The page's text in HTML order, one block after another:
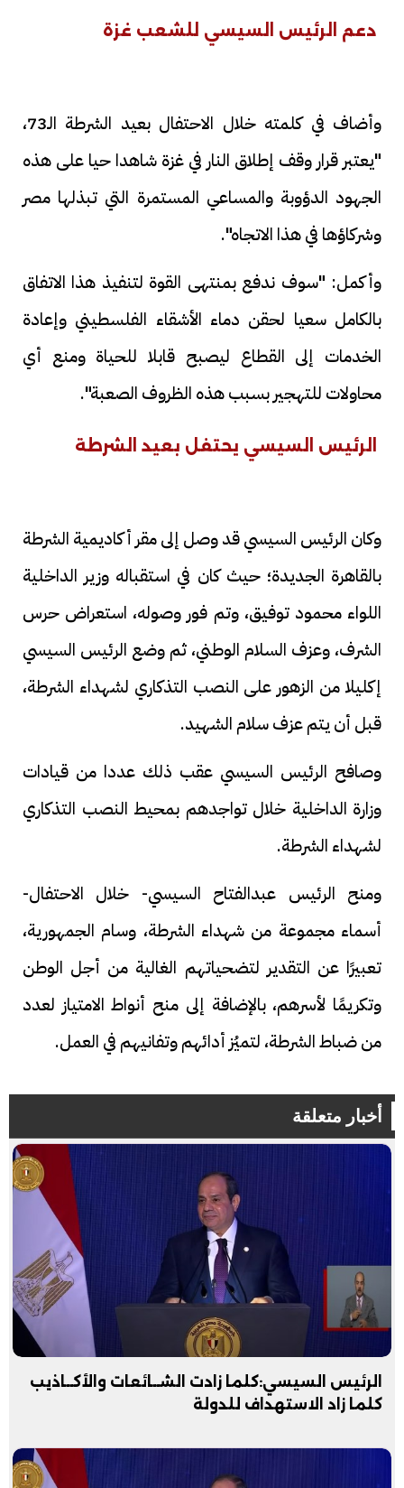
دعم الرئيس السيسي للشعب غزة
وأضاف في كلمته خلال الاحتفال بعيد الشرطة الـ73،
"يعتبر قرار وقف إطلاق النار في غزة شاهدا حيا على هذه
الجهود الدؤوبة والمساعي المستمرة التي تبذلها مصر
وشركاؤها في هذا الاتجاه".
وأكمل: "سوف ندفع بمنتهى القوة لتنفيذ هذا الاتفاق
بالكامل سعيا لحقن دماء الأشقاء الفلسطيني وإعادة
الخدمات إلى القطاع ليصبح قابلا للحياة ومنع أي
محاولات للتهجير بسبب هذه الظروف الصعبة".
الرئيس السيسي يحتفل بعيد الشرطة
وكان الرئيس السيسي قد وصل إلى مقر أكاديمية الشرطة
بالقاهرة الجديدة؛ حيث كان في استقباله وزير الداخلية
اللواء محمود توفيق، وتم فور وصوله، استعراض حرس
الشرف، وعزف السلام الوطني، ثم وضع الرئيس السيسي
إكليلا من الزهور على النصب التذكاري لشهداء الشرطة،
قبل أن يتم عزف سلام الشهيد.
وصافح الرئيس السيسي عقب ذلك عددا من قيادات
وزارة الداخلية خلال تواجدهم بمحيط النصب التذكاري
لشهداء الشرطة.
ومنح الرئيس عبدالفتاح السيسي- خلال الاحتفال-
أسماء مجموعة من شهداء الشرطة، وسام الجمهورية،
تعبيرًا عن التقدير لتضحياتهم الغالية من أجل الوطن
وتكريمًا لأسرهم، بالإضافة إلى منح أنواط الامتياز لعدد
من ضباط الشرطة، لتميُز أدائهم وتفانيهم في العمل.
أخبار متعلقة
الرئيس السيسي:كلما زادت الشــائعات والأكــاذيب
كلما زاد الاستهداف للدولة